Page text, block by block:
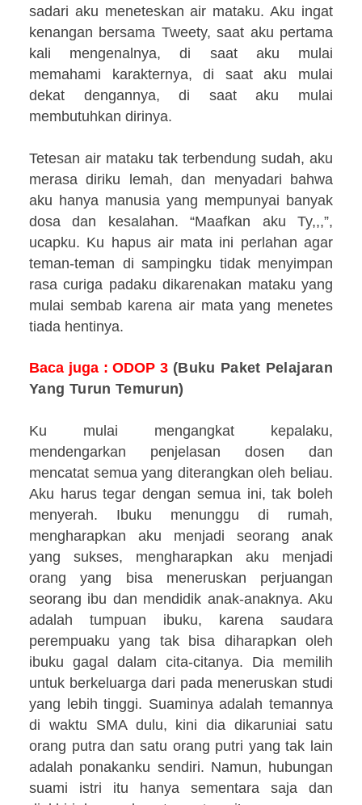
sadari aku meneteskan air mataku. Aku ingat
kenangan bersama Tweety, saat aku pertama
kali mengenalnya, di saat aku mulai
memahami karakternya, di saat aku mulai
dekat dengannya, di saat aku mulai
membutuhkan dirinya.
Tetesan air mataku tak terbendung sudah, aku
merasa diriku lemah, dan menyadari bahwa
aku hanya manusia yang mempunyai banyak
dosa dan kesalahan. “Maafkan aku Ty,,,”,
ucapku. Ku hapus air mata ini perlahan agar
teman-teman di sampingku tidak menyimpan
rasa curiga padaku dikarenakan mataku yang
mulai sembab karena air mata yang menetes
tiada hentinya.
Baca juga : ODOP3 (Buku Paket Pelajaran
Yang Turun Temurun)
Ku mulai mengangkat kepalaku,
mendengarkan penjelasan dosen dan
mencatat semua yang diterangkan oleh beliau.
Aku harus tegar dengan semua ini, tak boleh
menyerah. Ibuku menunggu di rumah,
mengharapkan aku menjadi seorang anak
yang sukses, mengharapkan aku menjadi
orang yang bisa meneruskan perjuangan
seorang ibu dan mendidik anak-anaknya. Aku
adalah tumpuan ibuku, karena saudara
perempuaku yang tak bisa diharapkan oleh
ibuku gagal dalam cita-citanya. Dia memilih
untuk berkeluarga dari pada meneruskan studi
yang lebih tinggi. Suaminya adalah temannya
di waktu SMA dulu, kini dia dikaruniai satu
orang putra dan satu orang putri yang tak lain
adalah ponakanku sendiri. Namun, hubungan
suami istri itu hanya sementara saja dan